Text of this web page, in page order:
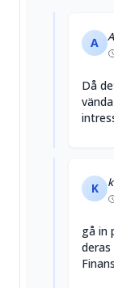
A
Då
K
gå in
deras